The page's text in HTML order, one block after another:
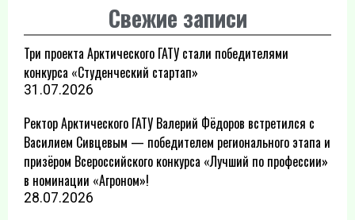
Свежие записи
Три проекта Арктического ГАТУ стали победителями
конкурса «Студенческий стартап»
31.07.2026
Ректор Арктического ГАТУ Валерий Фёдоров встретился с
Василием Сивцевым — победителем регионального этапа и
призёром Всероссийского конкурса «Лучший по профессии»
в номинации «Агроном»!
28.07.2026